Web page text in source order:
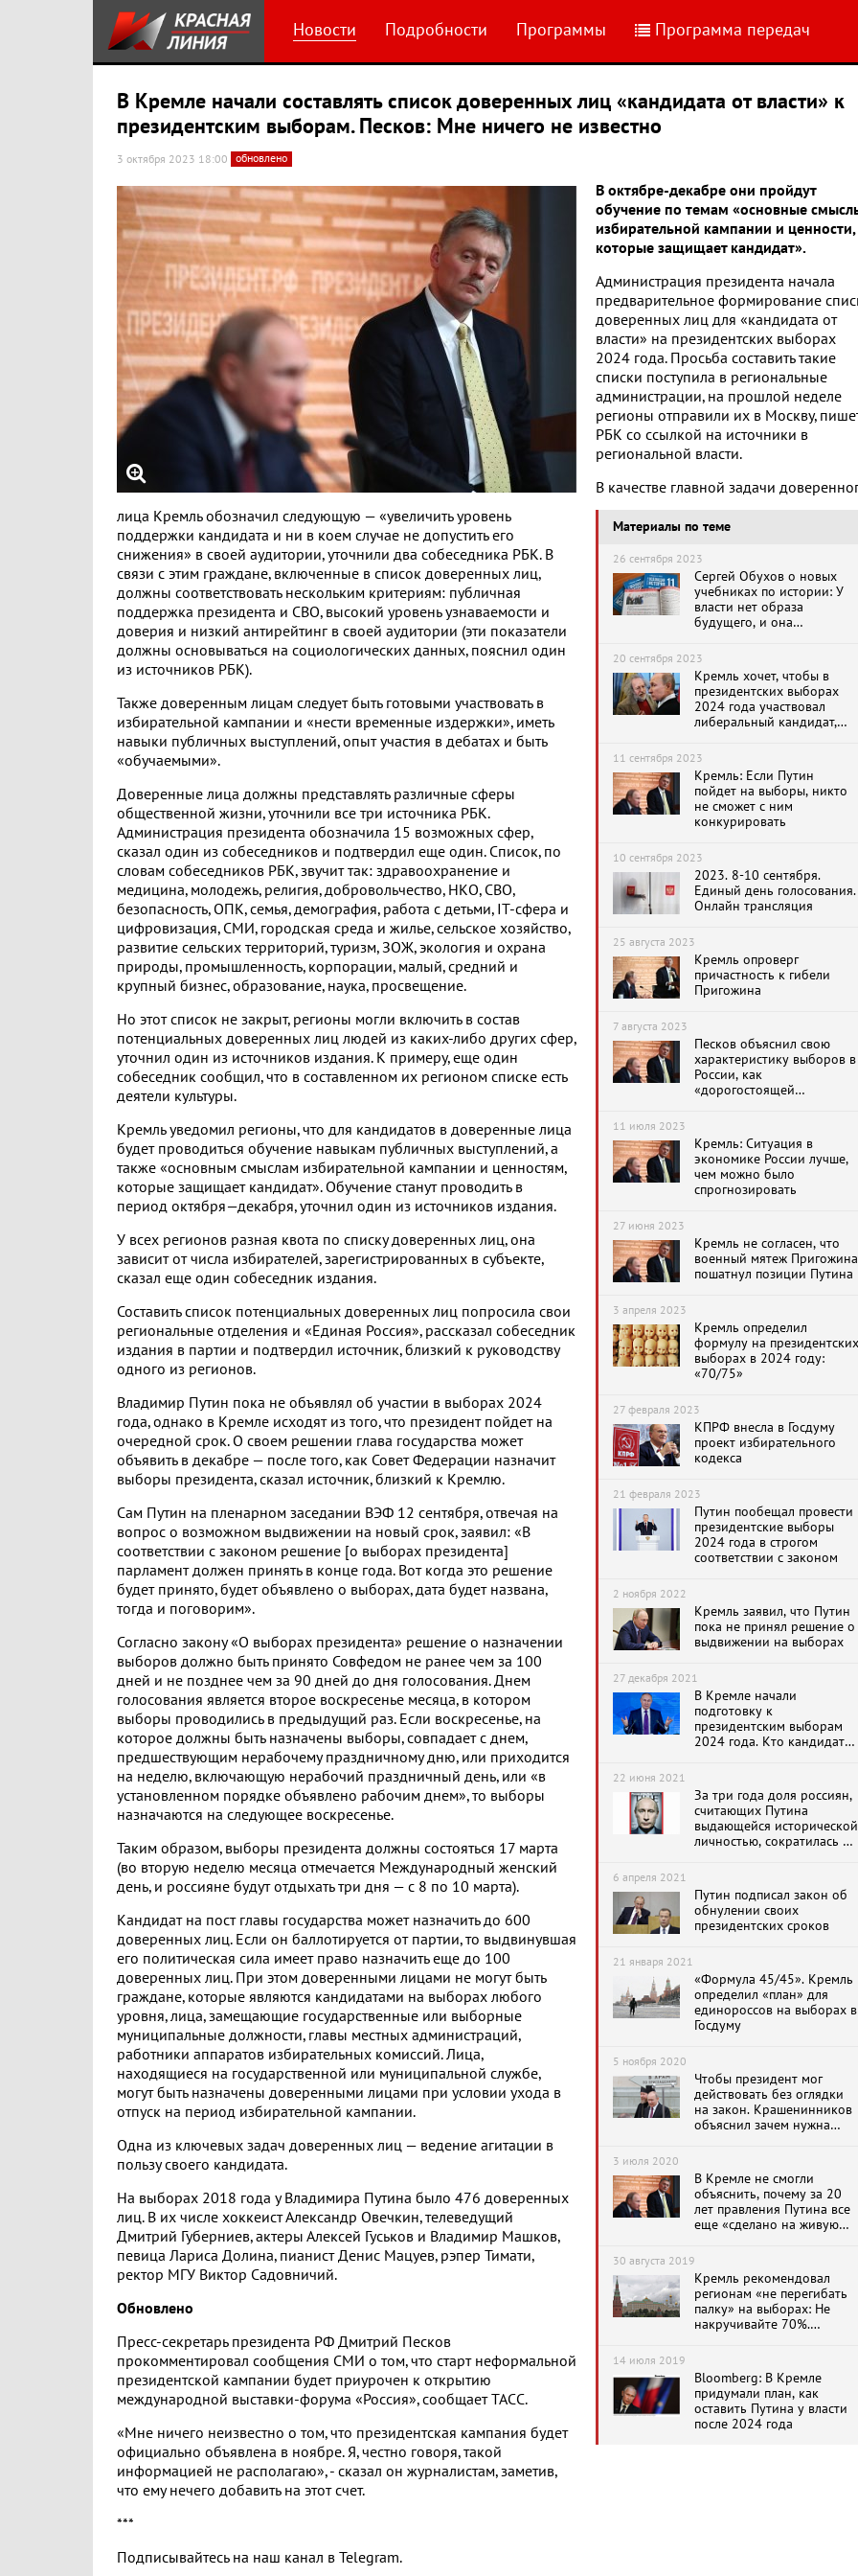
Новости Подробности Программы Программа передач
В Кремле начали составлять список доверенных лиц «кандидата от власти» к
президентским выборам. Песков: Мне ничего не известно
3 октября 2023 18:00 обновлено
В октябре-декабре они пройдут
обучение по темам «основные
избирательной кампании и ценности,
которые защищает кандидат».
Материалы по теме
26 сентября 2023
Сергей Обухов о новых
учебниках по истории: У
власти нет образа
будущего, и она
легитимность
достижениями
предыдущих эпох
20 сентября 2023
Кремль хочет, чтобы в
президентских выборах
2024 года участвовал
либеральный кандидат,
Венедиктова»
11 сентября 2023
Кремль: Если Путин
пойдет на выборы, никто
не сможет с ним
конкурировать
10 сентября 2023
2023. 8-10 сентября.
Единый день голосования.
Онлайн трансляция
25 августа 2023
Кремль опроверг
причастность к гибели
Пригожина
7 августа 2023
Песков объяснил свою
характеристику выборов в
России, как
«дорогостоящей
11 июля 2023
Кремль: Ситуация в
экономике России лучше,
чем можно было
спрогнозировать
27 июня 2023
Кремль не согласен, что
военный мятеж Пригожина
пошатнул позиции Путина
3 апреля 2023
Кремль определил
формулу на президентских
выборах в 2024 году:
«70/75»
27 февраля 2023
КПРФ внесла в Госдуму
проект избирательного
кодекса
21 февраля 2023
Путин пообещал провести
президентские выборы
2024 года в строгом
соответствии с законом
2 ноября 2022
Кремль заявил, что Путин
пока не принял решение о
выдвижении на выборах
27 декабря 2021
В Кремле начали
подготовку к
президентским выборам
2024 года. Кто кандидат?
22 июня 2021
За три года доля россиян,
считающих Путина
выдающейся исторической
личностью, сократилась в
6 апреля 2021
Путин подписал закон об
обнулении своих
президентских сроков
21 января 2021
«Формула 45/45». Кремль
определил «план» для
единороссов на выборах в
Госдуму
5 ноября 2020
Чтобы президент мог
действовать без оглядки
на закон. Крашенинников
объяснил зачем нужна
3 июля 2020
В Кремле не смогли
объяснить, почему за 20
лет правления Путина все
еще «сделано на живую
30 августа 2019
Кремль рекомендовал
регионам «не перегибать
палку» на выборах: Не
накручивайте 70%.
14 июля 2019
Bloomberg: В Кремле
придумали план, как
оставить Путина у власти
после 2024 года
Администрация президента начала
предварительное формирование
доверенных лиц для «кандидата от
власти» на президентских выборах
2024 года. Просьба составить такие
списки поступила в региональные
администрации, на прошлой неделе
регионы отправили их в Москву,
РБК со ссылкой на источники в
региональной власти.
В качестве главной задачи
лица Кремль обозначил следующую — «увеличить уровень
поддержки кандидата и ни в коем случае не допустить его
снижения» в своей аудитории, уточнили два собеседника РБК. В
связи с этим граждане, включенные в список доверенных лиц,
должны соответствовать нескольким критериям: публичная
поддержка президента и СВО, высокий уровень узнаваемости и
доверия и низкий антирейтинг в своей аудитории (эти показатели
должны основываться на социологических данных, пояснил один
из источников РБК).
Также доверенным лицам следует быть готовыми участвовать в
избирательной кампании и «нести временные издержки», иметь
навыки публичных выступлений, опыт участия в дебатах и быть
«обучаемыми».
Доверенные лица должны представлять различные сферы
общественной жизни, уточнили все три источника РБК.
Администрация президента обозначила 15 возможных сфер,
сказал один из собеседников и подтвердил еще один. Список, по
словам собеседников РБК, звучит так: здравоохранение и
медицина, молодежь, религия, добровольчество, НКО, СВО,
безопасность, ОПК, семья, демография, работа с детьми, IT-сфера и
цифровизация, СМИ, городская среда и жилье, сельское хозяйство,
развитие сельских территорий, туризм, ЗОЖ, экология и охрана
природы, промышленность, корпорации, малый, средний и
крупный бизнес, образование, наука, просвещение.
Но этот список не закрыт, регионы могли включить в состав
потенциальных доверенных лиц людей из каких-либо других сфер,
уточнил один из источников издания. К примеру, еще один
собеседник сообщил, что в составленном их регионом списке есть
деятели культуры.
Кремль уведомил регионы, что для кандидатов в доверенные лица
будет проводиться обучение навыкам публичных выступлений, а
также «основным смыслам избирательной кампании и ценностям,
которые защищает кандидат». Обучение станут проводить в
период октября—декабря, уточнил один из источников издания.
У всех регионов разная квота по списку доверенных лиц, она
зависит от числа избирателей, зарегистрированных в субъекте,
сказал еще один собеседник издания.
Составить список потенциальных доверенных лиц попросила свои
региональные отделения и «Единая Россия», рассказал собеседник
издания в партии и подтвердил источник, близкий к руководству
одного из регионов.
Владимир Путин пока не объявлял об участии в выборах 2024
года, однако в Кремле исходят из того, что президент пойдет на
очередной срок. О своем решении глава государства может
объявить в декабре — после того, как Совет Федерации назначит
выборы президента, сказал источник, близкий к Кремлю.
Сам Путин на пленарном заседании ВЭФ 12 сентября, отвечая на
вопрос о возможном выдвижении на новый срок, заявил: «В
соответствии с законом решение [о выборах президента]
парламент должен принять в конце года. Вот когда это решение
будет принято, будет объявлено о выборах, дата будет названа,
тогда и поговорим».
Согласно закону «О выборах президента» решение о назначении
выборов должно быть принято Совфедом не ранее чем за 100
дней и не позднее чем за 90 дней до дня голосования. Днем
голосования является второе воскресенье месяца, в котором
выборы проводились в предыдущий раз. Если воскресенье, на
которое должны быть назначены выборы, совпадает с днем,
предшествующим нерабочему праздничному дню, или приходится
на неделю, включающую нерабочий праздничный день, или «в
установленном порядке объявлено рабочим днем», то выборы
назначаются на следующее воскресенье.
Таким образом, выборы президента должны состояться 17 марта
(во вторую неделю месяца отмечается Международный женский
день, и россияне будут отдыхать три дня — с 8 по 10 марта).
Кандидат на пост главы государства может назначить до 600
доверенных лиц. Если он баллотируется от партии, то выдвинувшая
его политическая сила имеет право назначить еще до 100
доверенных лиц. При этом доверенными лицами не могут быть
граждане, которые являются кандидатами на выборах любого
уровня, лица, замещающие государственные или выборные
муниципальные должности, главы местных администраций,
работники аппаратов избирательных комиссий. Лица,
находящиеся на государственной или муниципальной службе,
могут быть назначены доверенными лицами при условии ухода в
отпуск на период избирательной кампании.
Одна из ключевых задач доверенных лиц — ведение агитации в
пользу своего кандидата.
На выборах 2018 года у Владимира Путина было 476 доверенных
лиц. В их числе хоккеист Александр Овечкин, телеведущий
Дмитрий Губерниев, актеры Алексей Гуськов и Владимир Машков,
певица Лариса Долина, пианист Денис Мацуев, рэпер Тимати,
ректор МГУ Виктор Садовничий.
Обновлено
Пресс-секретарь президента РФ Дмитрий Песков
прокомментировал сообщения СМИ о том, что старт неформальной
президентской кампании будет приурочен к открытию
международной выставки-форума «Россия», сообщает ТАСС.
«Мне ничего неизвестно о том, что президентская кампания будет
официально объявлена в ноябре. Я, честно говоря, такой
информацией не располагаю», - сказал он журналистам, заметив,
что ему нечего добавить на этот счет.
***
Подписывайтесь на наш канал в Telegram.